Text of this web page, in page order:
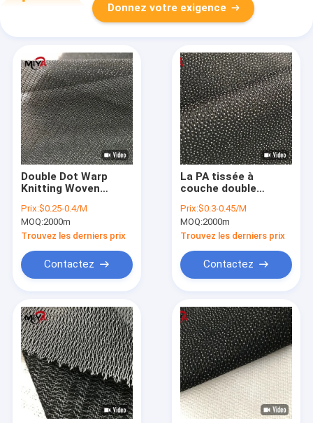
Donnez votre exigence
Double Dot Warp
Knitting Woven
interlignant le
polyester 100%
Prix:$0.25-0.4/M
MOQ:2000m
Trouvez les derniers prix
Contactez
La PA tissée à
couche double
l'élastique de
interlignage de
fusion
Prix:$0.3-0.45/M
MOQ:2000m
Trouvez les derniers prix
Contactez